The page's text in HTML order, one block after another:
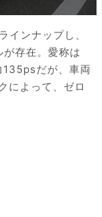
インナップし、
存在。愛称は
135psだが、車両
によって、ゼロ